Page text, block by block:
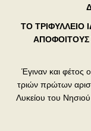
ΤΟ ΤΡΙΦΥΛΛΕΙΟ
ΑΠΟΦΟΙΤΟΥΣ
Έγιναν και φέτος
τριών πρώτων
Λυκείου του